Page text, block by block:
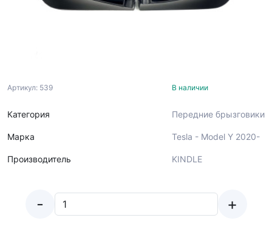
Артикул: 539
Категория
Марка
Производитель
В наличии
Передние брызговики
Tesla - Model Y 2020-
KINDLE
- +